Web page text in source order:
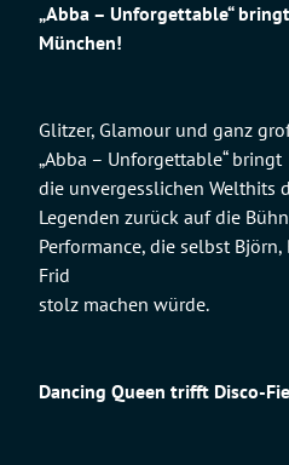
„Abba – Unforgettable“
München!
Glitzer, Glamour und ganz
„Abba – Unforgettable“ bringt
die unvergesslichen Welthits
Legenden zurück auf die
Performance, die selbst
Frid
stolz machen würde.
Dancing Queen trifft Disco-